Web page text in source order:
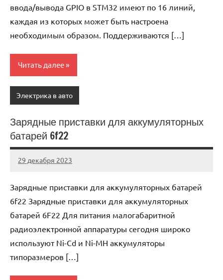
ввода/вывода GPIO в STM32 имеют по 16 линий,
каждая из которых может быть настроена
необходимым образом. Поддерживаются […]
Читать далее
Электрика в авто
Зарядные приставки для аккумуляторных
батарей 6f22
29 декабря 2023
avtogear63_r
Нет
Зарядные приставки для аккумуляторных батарей
6f22 Зарядные приставки для аккумуляторных
батарей 6F22 Для питания малогабаритной
радиоэлектронной аппаратуры сегодня широко
используют Ni-Cd и Ni-MH аккумуляторы
типоразмеров […]